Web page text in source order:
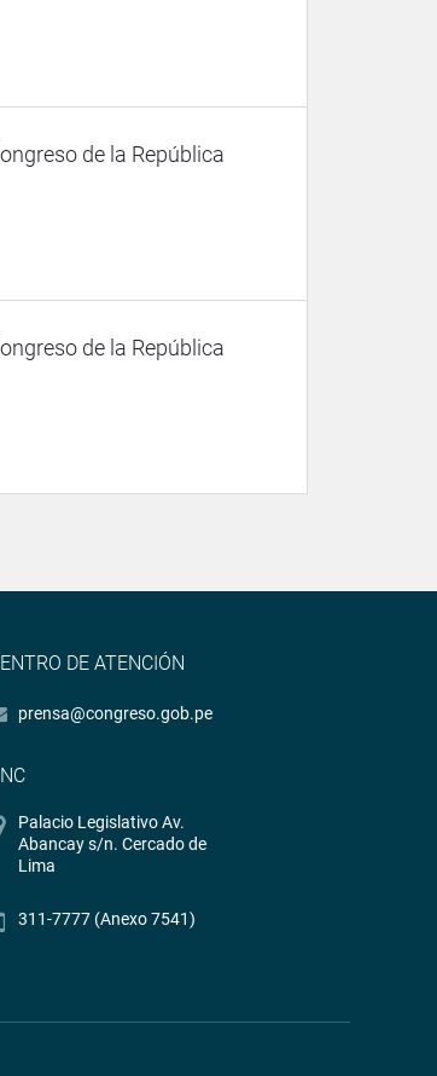
de la República
de la República
DE ATENCIÓN
prensa@congreso.gob.pe
Palacio Legislativo Av.
Abancay s/n. Cercado de
Lima
311-7777 (Anexo 7541)